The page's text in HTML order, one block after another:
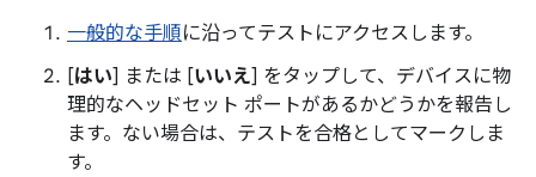
一般的な手順に沿ってテストにアクセスします。
[はい] または [いいえ] をタップして、デバイスに物
理的なヘッドセット ポートがあるかどうかを報告し
ます。ない場合は、テストを合格としてマークしま
す。